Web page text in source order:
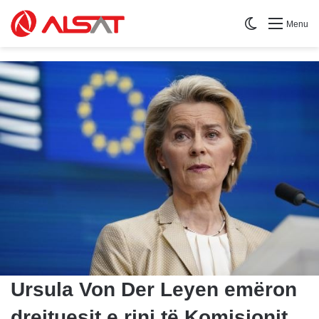
Menu
Switch skin
Ursula Von Der Leyen emëron